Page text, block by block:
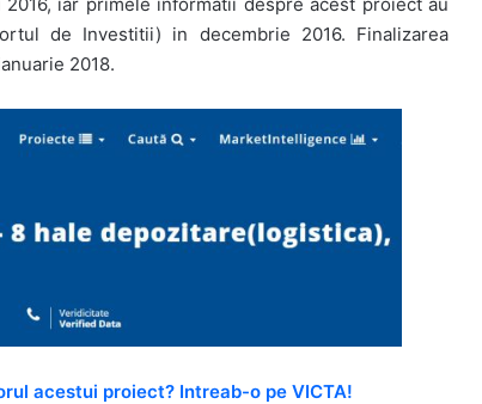
de Investitii) in decembrie 2016. Finalizarea
2018.
acestui proiect? Intreab-o pe VICTA!